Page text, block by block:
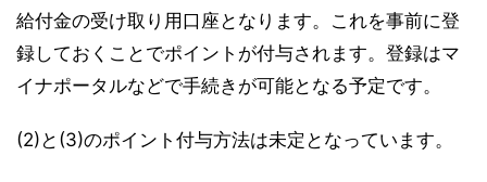
給付金の受け取り用口座となります。これを事前に登
録しておくことでポイントが付与されます。登録はマ
イナポータルなどで手続きが可能となる予定です。
(2)と(3)のポイント付与方法は未定となっています。